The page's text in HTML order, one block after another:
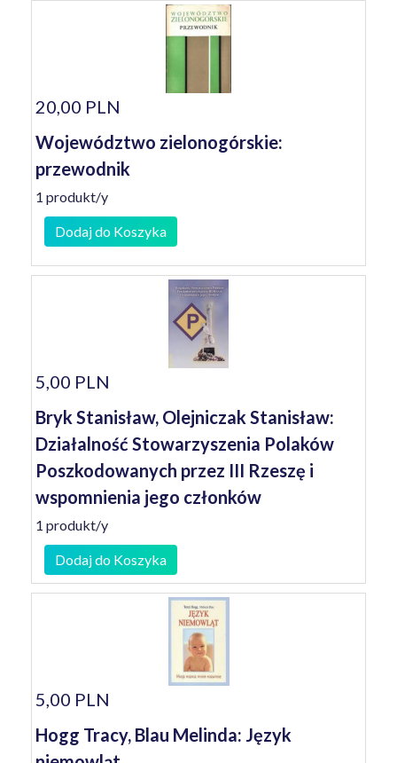
20,00 PLN
Województwo zielonogórskie:
przewodnik
1 produkt/y
Dodaj do Koszyka
5,00 PLN
Bryk Stanisław, Olejniczak Stanisław:
Działalność Stowarzyszenia Polaków
Poszkodowanych przez III Rzeszę i
wspomnienia jego członków
1 produkt/y
Dodaj do Koszyka
5,00 PLN
Hogg Tracy, Blau Melinda: Język